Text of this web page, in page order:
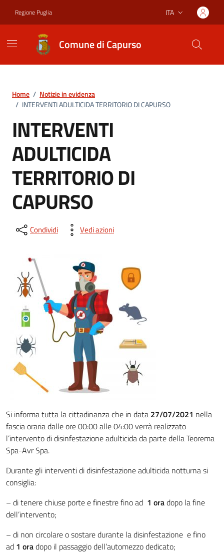
Regione Puglia Lingua attiva:
ITA
Comune di Capurso
Home / Notizie in evidenza
/ INTERVENTI ADULTICIDA TERRITORIO DI CAPURSO
INTERVENTI
ADULTICIDA
TERRITORIO DI
CAPURSO
Condividi Vedi azioni
Si informa tutta la cittadinanza che in data 27/07/2021 nella
fascia oraria dalle ore 00:00 alle 04:00 verrà realizzato
l’intervento di disinfestazione adulticida da parte della Teorema
Spa-Avr Spa.
Durante gli interventi di disinfestazione adulticida notturna si
consiglia:
– di tenere chiuse porte e finestre fino ad 1 oradopo la fine
dell’intervento;
– di non circolare o sostare durante la disinfestazione e fino
ad 1 oradopo il passaggio dell’automezzo dedicato;